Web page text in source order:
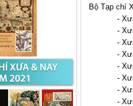
Bộ Tạp chí
-
-
-
-
-
-
-
-